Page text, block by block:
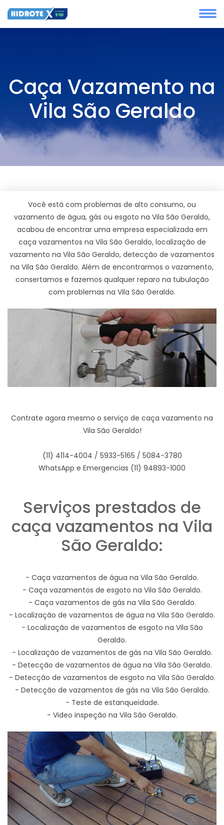
Caça Vazamento na
Vila São Geraldo
Você está com problemas de alto consumo, ou
vazamento de água, gás ou esgoto na Vila São Geraldo,
acabou de encontrar uma empresa especializada em
caça vazamentos na Vila São Geraldo, localização de
vazamento na Vila São Geraldo, detecção de vazamentos
na Vila São Geraldo. Além de encontrarmos o vazamento,
consertamos e fazemos qualquer reparo na tubulação
com problemas na Vila São Geraldo.
Contrate agora mesmo o serviço de caça vazamento na
Vila São Geraldo!
(11) 4114-4004 / 5933-5165 / 5084-3780
WhatsApp e Emergencias (11) 94893-1000
Serviços prestados de
caça vazamentos na Vila
São Geraldo:
- Caça vazamentos de água na Vila São Geraldo.
- Caça vazamentos de esgoto na Vila São Geraldo.
- Caça vazamentos de gás na Vila São Geraldo.
- Localização de vazamentos de água na Vila São Geraldo.
- Localização de vazamentos de esgoto na Vila São
Geraldo.
- Localização de vazamentos de gás na Vila São Geraldo.
- Detecção de vazamentos de água na Vila São Geraldo.
- Detecção de vazamentos de esgoto na Vila São Geraldo.
- Detecção de vazamentos de gás na Vila São Geraldo.
- Teste de estanqueidade.
- Video inspeção na Vila São Geraldo.